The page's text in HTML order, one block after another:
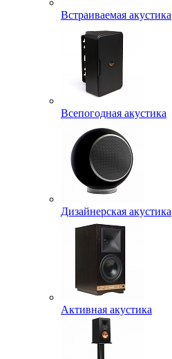
Встраиваемая акустика
Всепогодная акустика
Дизайнерская акустика
Активная акустика